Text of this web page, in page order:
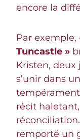
encore la
Par exemple,
Tuncastle »
Kristen, deux
s’unir dans
récit
remporté un